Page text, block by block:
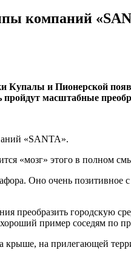
компаний
Купалы и Пионерской
масштабные
«SANTA».
«мозг» этого в полном
Оно очень позитивное с
преобразить городскую
пример соседям по
на прилегающей